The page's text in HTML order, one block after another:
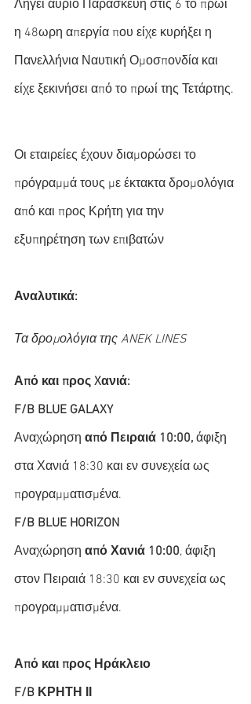
Λήγει αύριο Παρασκευή στις 6 το πρωί
η 48ωρη απεργία που είχε κυρήξει η
Πανελλήνια Ναυτική Ομοσπονδία και
είχε ξεκινήσει από το πρωί της Τετάρτης.
Οι εταιρείες έχουν διαμορώσει το
πρόγραμμά τους με έκτακτα δρομολόγια
από και προς Κρήτη για την
εξυπηρέτηση των επιβατών
Αναλυτικά:
Τα δρομολόγια της ANEK LINES
Από και προς Xανιά:
F/B BLUE GALAXY
Αναχώρηση από Πειραιά 10:00, άφιξη
στα Χανιά 18:30 και εν συνεχεία ως
προγραμματισμένα.
F/B BLUE HORIZON
Αναχώρηση από Χανιά 10:00, άφιξη
στον Πειραιά 18:30 και εν συνεχεία ως
προγραμματισμένα.
Από και προς Ηράκλειο
F/B ΚΡΗΤΗ ΙΙ